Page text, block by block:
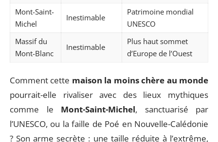
Mont-Saint-
Michel
Inestimable
Patrimoine mondial
UNESCO
Massif du
Mont-Blanc
Inestimable
Plus haut sommet
d’Europe de l’Ouest
Comment cette maison la moins chère au monde
pourrait-elle rivaliser avec des lieux mythiques
comme le Mont-Saint-Michel, sanctuarisé par
l’UNESCO, ou la faille de Poé en Nouvelle-Calédonie
? Son arme secrète : une taille réduite à l’extrême,